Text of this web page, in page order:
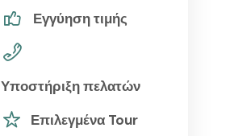
Εγγύηση τιμής
Υποστήριξη πελατών
Επιλεγμένα Tour